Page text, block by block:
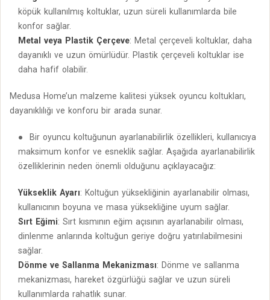
köpük kullanılmış koltuklar, uzun süreli kullanımlarda bile
konfor sağlar.
Metal veya Plastik Çerçeve: Metal çerçeveli koltuklar, daha
dayanıklı ve uzun ömürlüdür. Plastik çerçeveli koltuklar ise
daha hafif olabilir.
Medusa Home’un malzeme kalitesi yüksek oyuncu koltukları,
dayanıklılığı ve konforu bir arada sunar.
Bir oyuncu koltuğunun ayarlanabilirlik özellikleri, kullanıcıya
maksimum konfor ve esneklik sağlar. Aşağıda ayarlanabilirlik
özelliklerinin neden önemli olduğunu açıklayacağız:
Yükseklik Ayarı: Koltuğun yüksekliğinin ayarlanabilir olması,
kullanıcının boyuna ve masa yüksekliğine uyum sağlar.
Sırt Eğimi: Sırt kısmının eğim açısının ayarlanabilir olması,
dinlenme anlarında koltuğun geriye doğru yatırılabilmesini
sağlar.
Dönme ve Sallanma Mekanizması: Dönme ve sallanma
mekanizması, hareket özgürlüğü sağlar ve uzun süreli
kullanımlarda rahatlık sunar.